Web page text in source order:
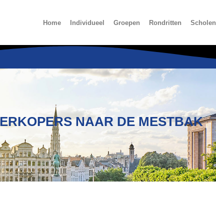
Home Individueel Groepen Rondritten Scholen
NAAR DE MESTBAK